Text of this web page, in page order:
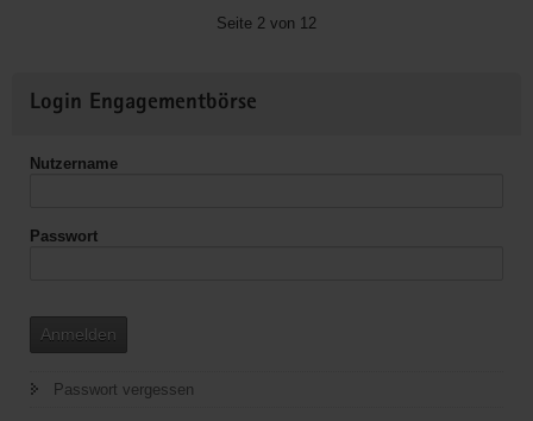
Annaberg-
Seite 2 von 12
Informationen
Login Engagementbörse
Nutzername
Passwort
Anmelden
Passwort vergessen